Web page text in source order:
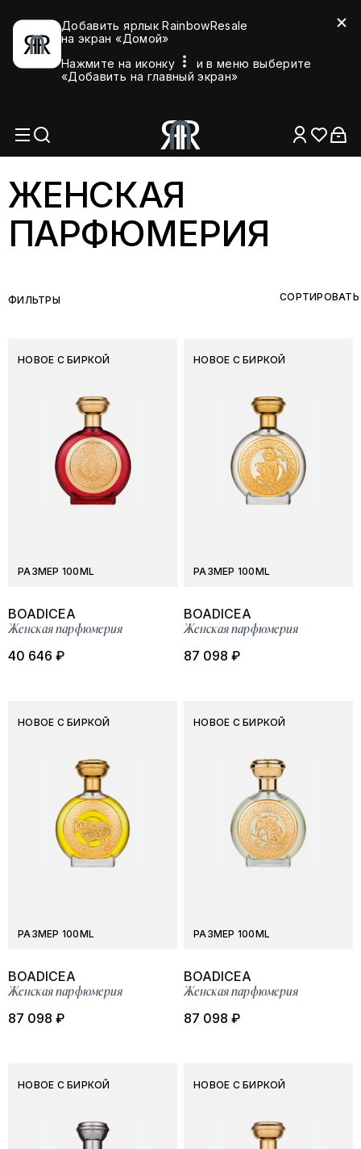
Добавить ярлык RainbowResale
на экран «Домой»
Нажмите на иконку
и в меню выберите
«Добавить на главный экран»
ЖЕНСКАЯ
ПАРФЮМЕРИЯ
ФИЛЬТРЫ СОРТИРОВАТЬ
НОВОЕ С БИРКОЙ
РАЗМЕР 100ML
BOADICEA
Женская парфюмерия
40 646 ₽
НОВОЕ С БИРКОЙ
РАЗМЕР 100ML
BOADICEA
Женская парфюмерия
87 098 ₽
НОВОЕ С БИРКОЙ
РАЗМЕР 100ML
BOADICEA
Женская парфюмерия
87 098 ₽
НОВОЕ С БИРКОЙ
РАЗМЕР 100ML
BOADICEA
Женская парфюмерия
87 098 ₽
НОВОЕ С БИРКОЙ НОВОЕ С БИРКОЙ